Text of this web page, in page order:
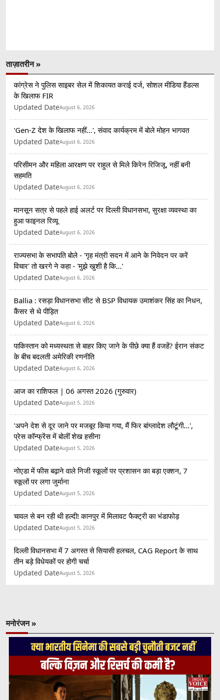
ताज़ातरीन »
कांग्रेस ने पुलिस साइबर सेल में शिकायत कराई दर्ज, सोशल मीडिया हैंडल्स
के खिलाफ FIR
Updated DateAugust 6, 2026
'Gen-Z देश के खिलाफ नहीं...', संवाद कार्यक्रम में बोले मोहन भागवत
Updated DateAugust 6, 2026
परिसीमन और महिला आरक्षण पर राहुल से मिले किरेन रिजिजू, नहीं बनी
सहमति
Updated DateAugust 6, 2026
मानसून सत्र से पहले हाई अलर्ट पर दिल्ली विधानसभा, सुरक्षा व्यवस्था का
हुआ फाइनल रिव्यू
Updated DateAugust 6, 2026
राज्यसभा के सभापति बोले - 'गृह मंत्री सदन में आने के निवेदन पर करें
विचार' तो खरगे ने कहा - 'मुझे खुशी है कि...'
Updated DateAugust 6, 2026
Ballia : रसड़ा विधानसभा सीट से BSP विधायक उमाशंकर सिंह का निधन,
कैंसर से थे पीड़ित
Updated DateAugust 6, 2026
पाकिस्तान को मध्यस्थता से बाहर किए जाने के पीछे क्या हैं वजहें? ईरान संकट
के बीच बदलती अमेरिकी रणनीति
Updated DateAugust 6, 2026
आज का राशिफल | 06 अगस्त 2026 (गुरुवार)
Updated DateAugust 5, 2026
'अपने देश से दूर जाने पर मजबूर किया गया, मैं फिर बांग्लादेश लौटूंगी...',
प्रेस कॉन्फ्रेंस में बोलीं शेख हसीना
Updated DateAugust 5, 2026
नोएडा में फीस बढ़ाने वाले निजी स्कूलों पर प्रशासन का बड़ा एक्शन, 7
स्कूलों पर लगा जुर्माना
Updated DateAugust 5, 2026
चावल से बन रही थी हल्दी! कानपुर में मिलावट फैक्ट्री का भंडाफोड़
Updated DateAugust 5, 2026
दिल्ली विधानसभा में 7 अगस्त से सियासी हलचल, CAG Report के साथ
तीन बड़े विधेयकों पर होगी चर्चा
Updated DateAugust 5, 2026
मनोरंजन »